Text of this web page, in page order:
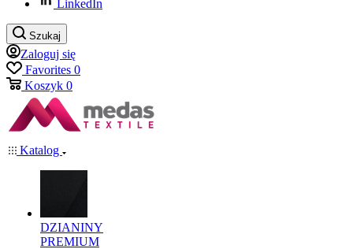
LinkedIn
Szukaj
Zaloguj się
Favorites 0
Koszyk 0
Katalog
DZIANINY
PREMIUM